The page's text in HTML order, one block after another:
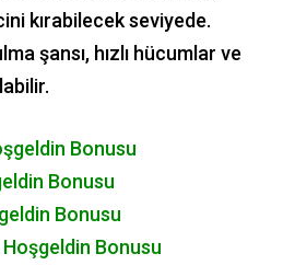
kırabilecek seviyede.
şansı, hızlı hücumlar ve
Bonusu
Bonusu
Bonusu
Bonusu